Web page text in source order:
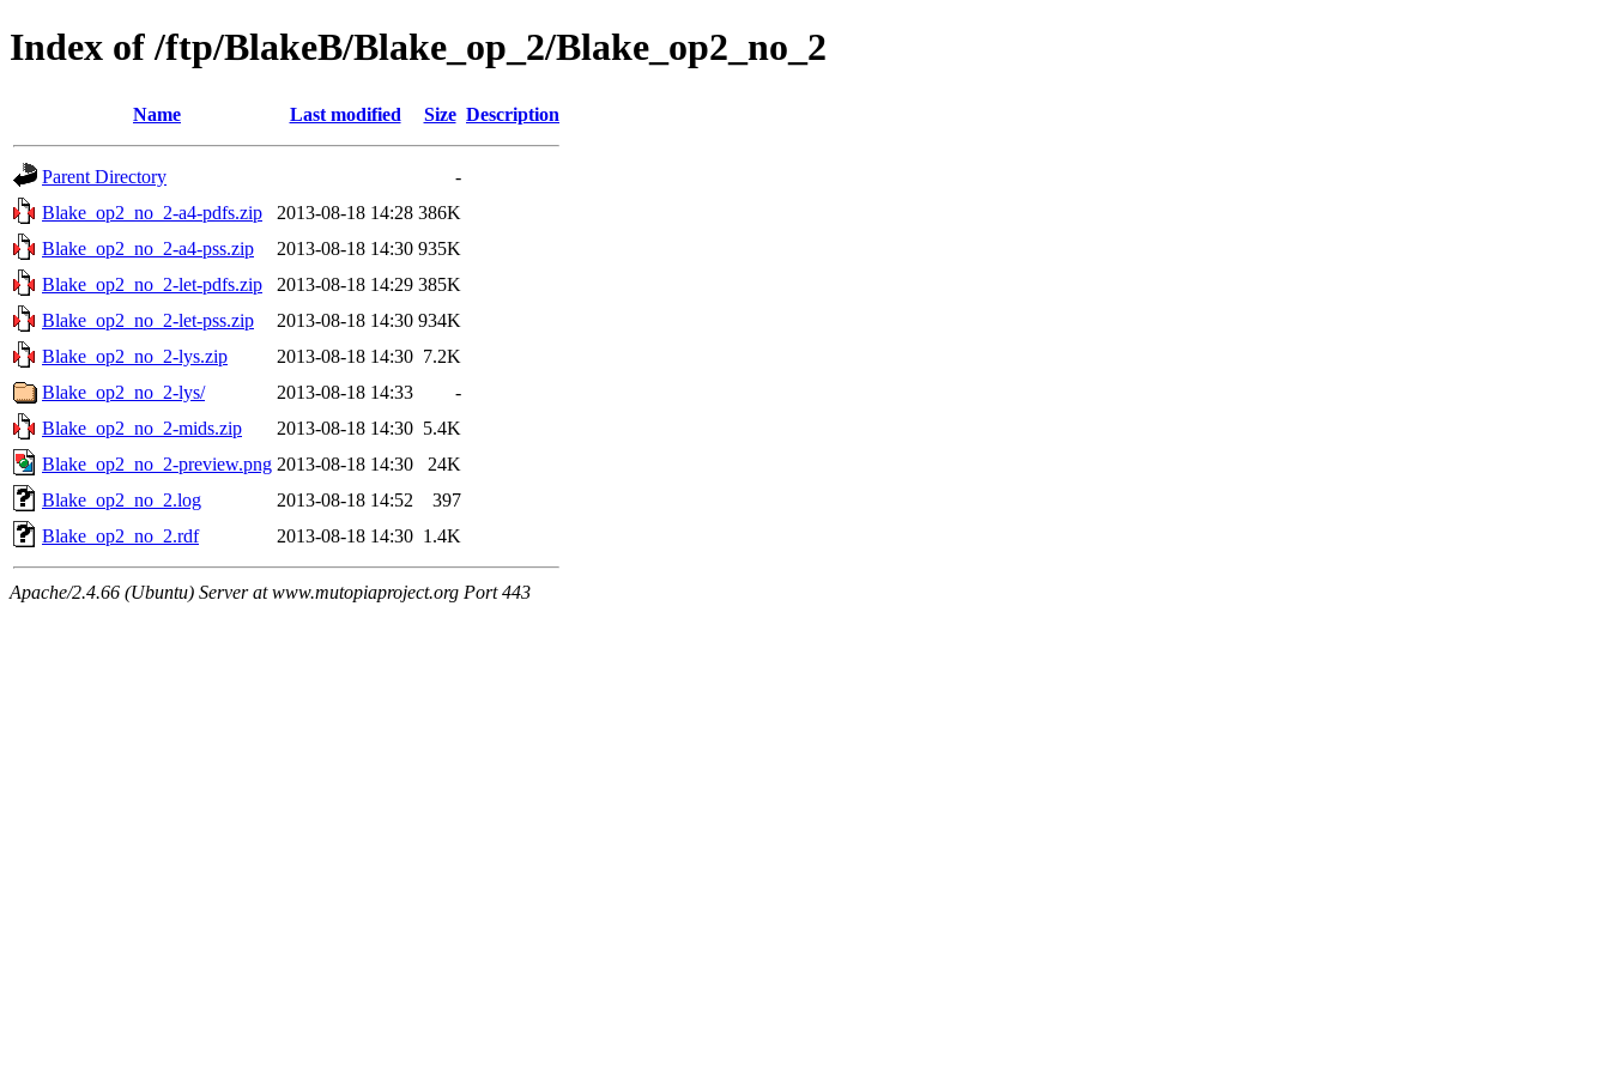
Index of /ftp/BlakeB/Blake_op_2/Blake_op2_no_2
Name Last modified Size Description
Parent Directory
-
Blake_op2_no_2-a4-pdfs.zip
2013-08-18 14:28 386K
Blake_op2_no_2-a4-pss.zip
2013-08-18 14:30 935K
Blake_op2_no_2-let-pdfs.zip
2013-08-18 14:29 385K
Blake_op2_no_2-let-pss.zip
2013-08-18 14:30 934K
Blake_op2_no_2-lys.zip
2013-08-18 14:30 7.2K
Blake_op2_no_2-lys/
2013-08-18 14:33
-
Blake_op2_no_2-mids.zip
2013-08-18 14:30 5.4K
Blake_op2_no_2-preview.png 2013-08-18 14:30
24K
Blake_op2_no_2.log
2013-08-18 14:52
397
Blake_op2_no_2.rdf
2013-08-18 14:30 1.4K
Apache/2.4.66 (Ubuntu) Server at www.mutopiaproject.org Port 443